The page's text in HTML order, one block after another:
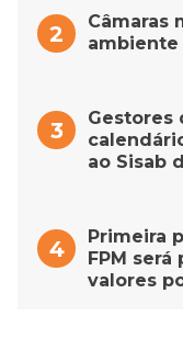
Câmaras
ambiente
Gestores
ao Sisab
Primeira
FPM será
valores